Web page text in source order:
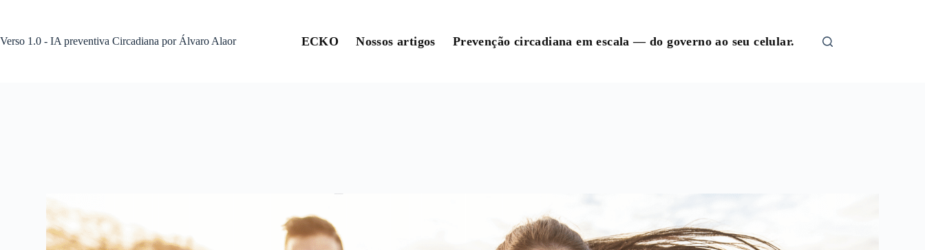
conteúdo
Verso 1.0 - IA preventiva Circadiana por Álvaro Alaor ECKO Nossos artigos Prevenção circadiana em escala — do governo ao seu celular.